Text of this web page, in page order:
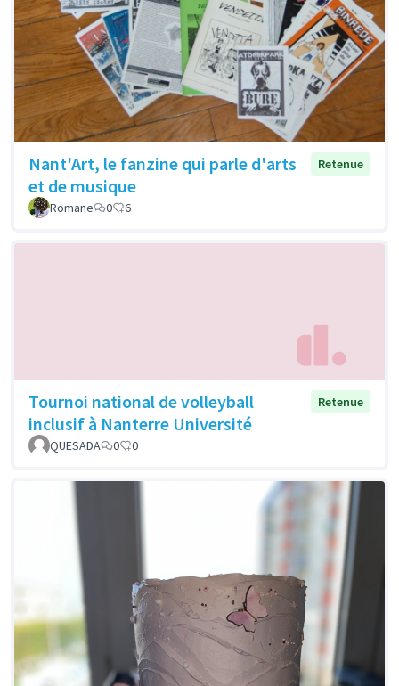
Nant'Art, le fanzine qui parle d'arts
et de musique
Retenue
Romane 0 6
Tournoi national de volleyball
inclusif à Nanterre Université
Retenue
QUESADA 0 0